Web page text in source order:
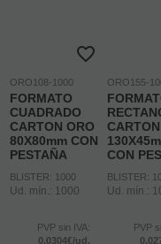
ORO108-1000
FORMATO
CUADRADO
CARTON ORO
80X80mm CON
PESTAÑA
BLISTER: 1000
Ud. mín.: 1000
PVP sin IVA:
0,0304€/ud.
ORO155-
CON
BLISTER:
Ud. mín.:
PVP